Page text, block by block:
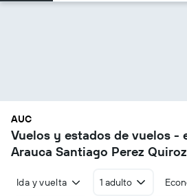
AUC
Vuelos y estados de vuelos -
Arauca Santiago Perez
Ida y vuelta 1 adulto